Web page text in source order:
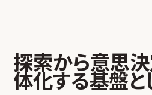
探索から意思
体化する基盤と